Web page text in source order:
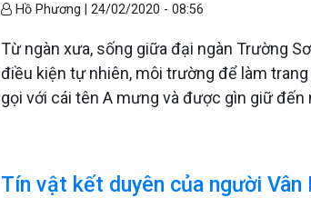
Hồ Phương |24/02/2020 - 08:56
Từ ngàn xưa, sống giữa đại ngàn Trường
điều kiện tự nhiên, môi trường để làm
gọi với cái tên A mưng và được gìn giữ đến
Tín vật kết duyên của người Vân